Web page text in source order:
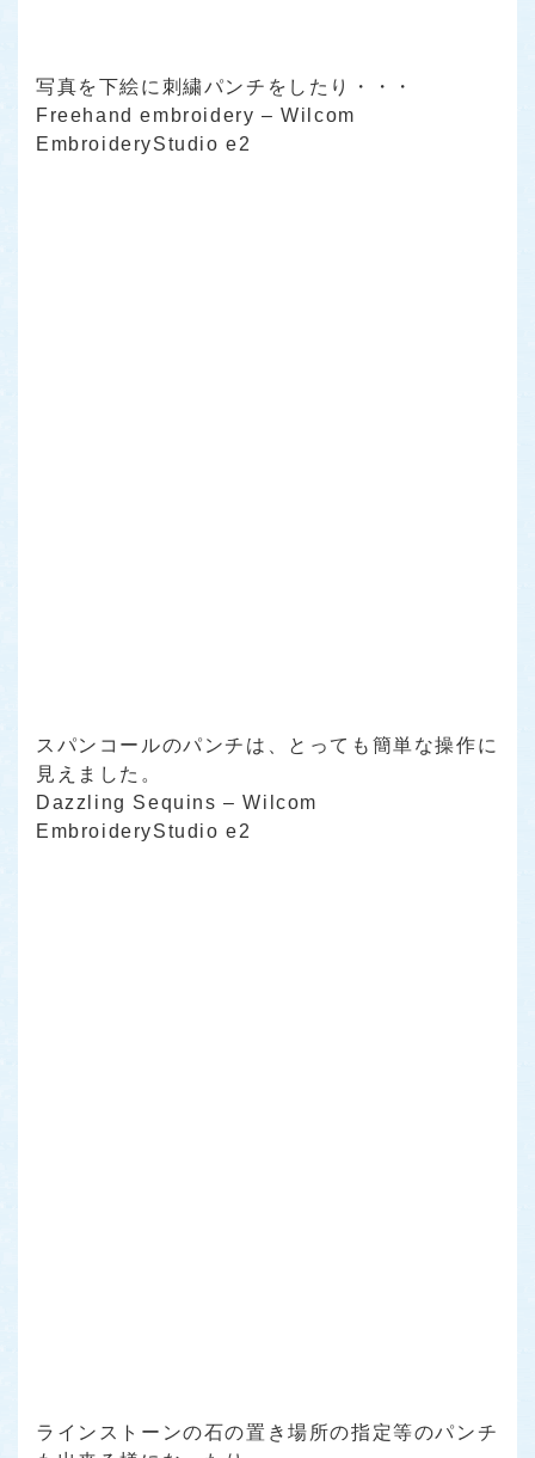
写真を下絵に刺繍パンチをしたり・・・
Freehand embroidery – Wilcom
EmbroideryStudio e2
スパンコールのパンチは、とっても簡単な操作に
見えました。
Dazzling Sequins – Wilcom
EmbroideryStudio e2
ラインストーンの石の置き場所の指定等のパンチ